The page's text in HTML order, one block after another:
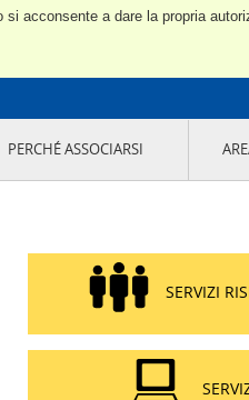
acconsente a dare la propria
EDIZIONE
PROGETTO LU.ME.
IL MANAGER DELLA
DISTRETTO TESSILE
GRUPPO
SOSTENIBILITÀ
PERCHÉ ASSOCIARSI
SERVIZI